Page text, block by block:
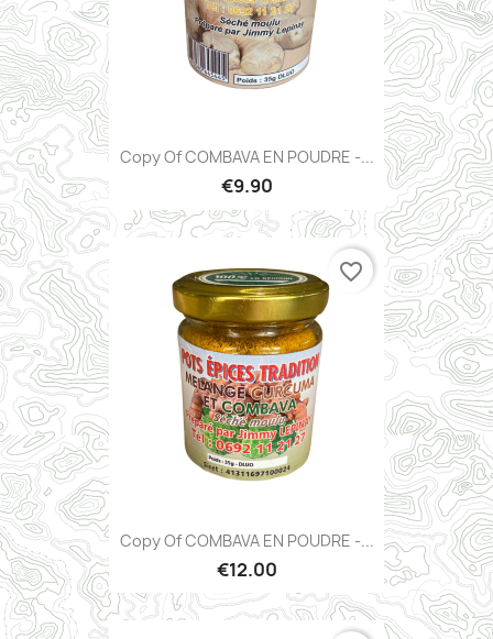
Copy Of COMBAVA EN POUDRE -...
€9.90
Copy Of COMBAVA EN POUDRE -...
€12.00
favorite_border